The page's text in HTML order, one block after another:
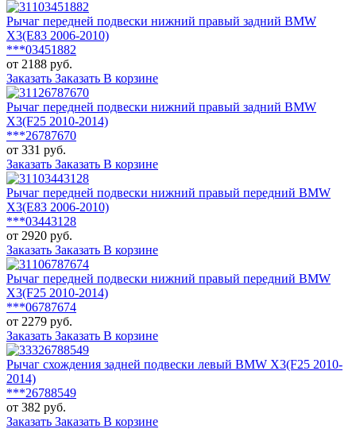
Рычаг передней подвески нижний правый задний BMW
X3(E83 2006-2010)
***03451882
от 2188 руб.
Заказать Заказать В корзине
Рычаг передней подвески нижний правый задний BMW
X3(F25 2010-2014)
***26787670
от 331 руб.
Заказать Заказать В корзине
Рычаг передней подвески нижний правый передний BMW
X3(E83 2006-2010)
***03443128
от 2920 руб.
Заказать Заказать В корзине
Рычаг передней подвески нижний правый передний BMW
X3(F25 2010-2014)
***06787674
от 2279 руб.
Заказать Заказать В корзине
Рычаг схождения задней подвески левый BMW X3(F25 2010-
2014)
***26788549
от 382 руб.
Заказать Заказать В корзине